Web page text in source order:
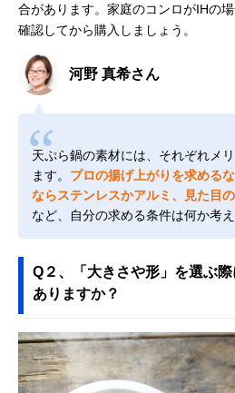
合があります。家庭のコンロがIHの場
確認してから購入しましょう。
河野 真希さん
天ぷら鍋の素材には、それぞれメ
ます。 プロの揚げ上がりを求める
ならステンレスかアルミ、見た目
など、自分の求める条件は何か考
Q２、「大きさや形」を選ぶ
ありますか？